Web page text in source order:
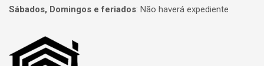
Sábados, Domingos e feriados: Não haverá expediente
Página inicial